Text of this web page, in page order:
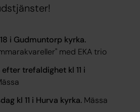
i Gudmuntorp kyrka.
med EKA trio
trefaldighet kl 11 i
kl 11 i Hurva kyrka. Mässa